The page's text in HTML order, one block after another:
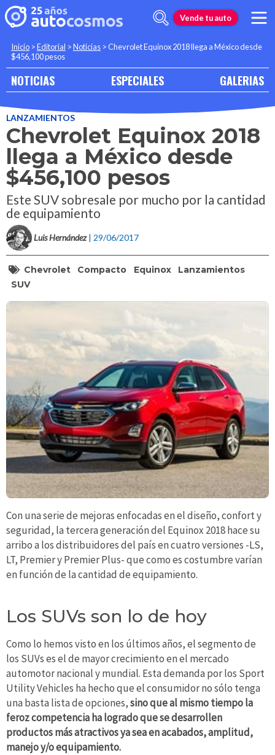
Vende tu auto
Inicio >Editorial >Noticias >Chevrolet Equinox 2018 llega a México desde
$456,100 pesos
NOTICIAS ESPECIALES GALERIAS
LANZAMIENTOS
Chevrolet Equinox 2018
llega a México desde
$456,100 pesos
Este SUV sobresale por mucho por la cantidad
de equipamiento
Luis Hernández | 29/06/2017
Chevrolet Compacto Equinox
Lanzamientos
SUV
Con una serie de mejoras enfocadas en el diseño, confort y
seguridad, la tercera generación del Equinox 2018 hace su
arribo a los distribuidores del país en cuatro versiones -LS,
LT, Premier y Premier Plus- que como es costumbre varían
en función de la cantidad de equipamiento.
Los SUVs son lo de hoy
Como lo hemos visto en los últimos años, el segmento de
los SUVs es el de mayor crecimiento en el mercado
automotor nacional y mundial. Esta demanda por los Sport
Utility Vehicles ha hecho que el consumidor no sólo tenga
una basta lista de opciones,sino que al mismo tiempo la
feroz competencia ha logrado que se desarrollen
productos más atractivos ya sea en acabados, amplitud,
manejo y/o equipamiento.